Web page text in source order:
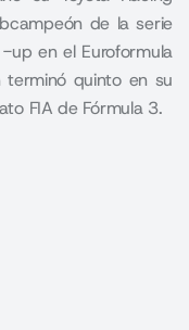
de la serie
up en el Euroformula
quinto en su
FIA de Fórmula 3.